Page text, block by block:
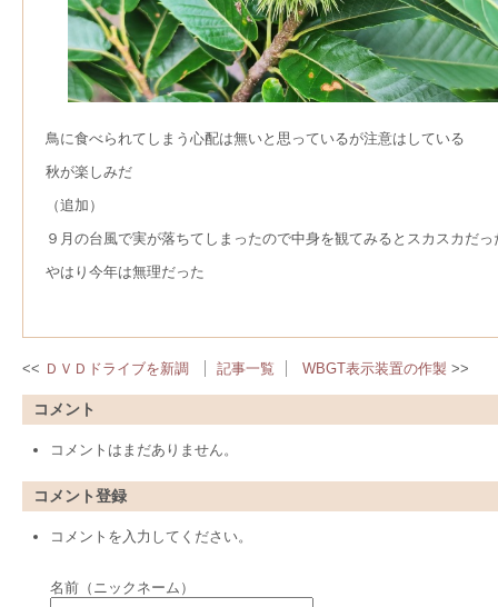
鳥に食べられてしまう心配は無いと思っているが注意はしている
秋が楽しみだ
（追加）
９月の台風で実が落ちてしまったので中身を観てみるとスカスカだっ
やはり今年は無理だった
ＤＶＤドライブを新調 記事一覧 WBGT表示装置の作製
コメント
コメントはまだありません。
コメント登録
コメントを入力してください。
名前（ニックネーム）